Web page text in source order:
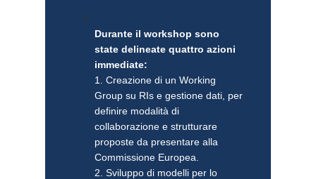
Durante il workshop sono
state delineate quattro azioni
immediate:
1. Creazione di un Working
Group su RIs e gestione dati, per
definire modalità di
collaborazione e strutturare
proposte da presentare alla
Commissione Europea.
2. Sviluppo di modelli per lo